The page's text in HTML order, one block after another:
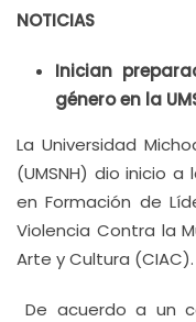
NOTICIAS
Inician
género en la
La Universidad
(UMSNH) dio inicio
en Formación de
Violencia Contra la
Arte y Cultura (CIAC).
De acuerdo a un